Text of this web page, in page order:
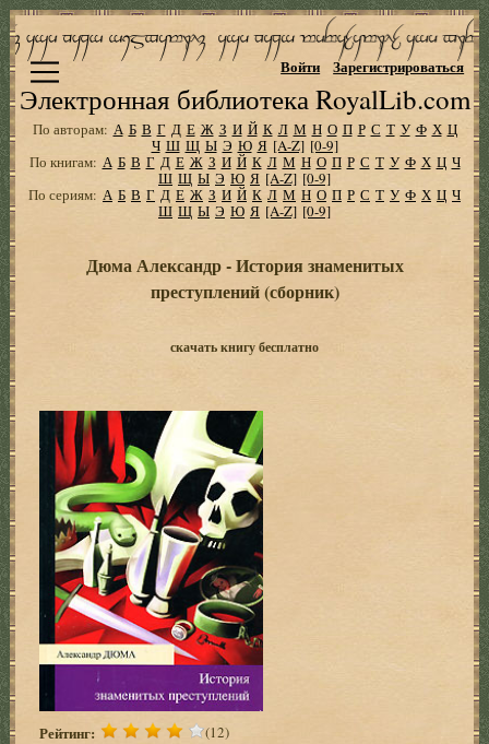
Электронная библиотека RoyalLib.com
Войти Зарегистрироваться
По авторам: А Б В Г Д Е Ж З И Й К Л М Н О П Р С Т У Ф Х Ц
Ч Ш Щ Ы Э Ю Я [A-Z] [0-9]
По книгам: А Б В Г Д Е Ж З И Й К Л М Н О П Р С Т У Ф Х Ц Ч
Ш Щ Ы Э Ю Я [A-Z] [0-9]
По сериям: А Б В Г Д Е Ж З И Й К Л М Н О П Р С Т У Ф Х Ц Ч
Ш Щ Ы Э Ю Я [A-Z] [0-9]
Дюма Александр - История знаменитых
преступлений (сборник)
скачать книгу бесплатно
Рейтинг: (12)